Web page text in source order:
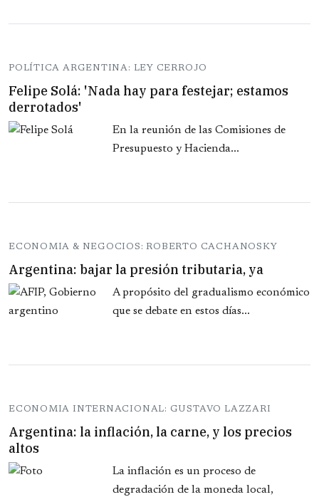
POLÍTICA ARGENTINA: LEY CERROJO
Felipe Solá: 'Nada hay para festejar; estamos
derrotados'
En la reunión de las Comisiones de
Presupuesto y Hacienda...
ECONOMIA & NEGOCIOS: ROBERTO CACHANOSKY
Argentina: bajar la presión tributaria, ya
A propósito del gradualismo económico
que se debate en estos días...
ECONOMIA INTERNACIONAL: GUSTAVO LAZZARI
Argentina: la inflación, la carne, y los precios
altos
La inflación es un proceso de
degradación de la moneda local,